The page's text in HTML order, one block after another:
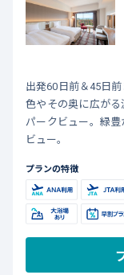
出発60日前＆45日
色やその奥に広が
パークビュー。緑
ビュー。
プランの特徴